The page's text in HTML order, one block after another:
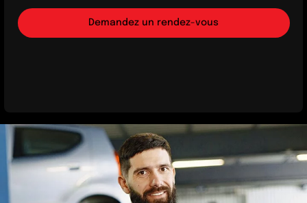
Demandez un rendez-vous